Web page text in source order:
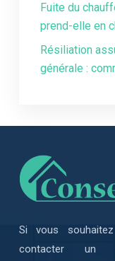
Fuite du
prend-elle en
Résiliation
générale :
Si vous
contacter un